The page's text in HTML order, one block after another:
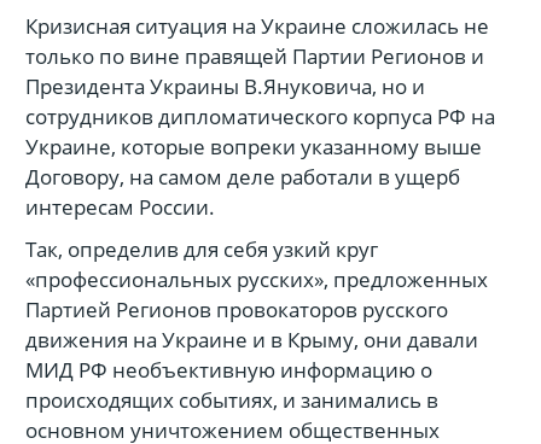
Кризисная ситуация на Украине сложилась не
только по вине правящей Партии Регионов и
Президента Украины В.Януковича, но и
сотрудников дипломатического корпуса РФ на
Украине, которые вопреки указанному выше
Договору, на самом деле работали в ущерб
интересам России.
Так, определив для себя узкий круг
«профессиональных русских», предложенных
Партией Регионов провокаторов русского
движения на Украине и в Крыму, они давали
МИД РФ необъективную информацию о
происходящих событиях, и занимались в
основном уничтожением общественных